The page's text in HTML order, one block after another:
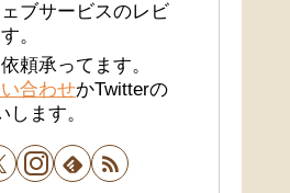
ブサービスのレビ
。
頼承ってます。
合わせかTwitterの
します。